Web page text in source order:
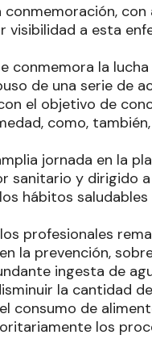
a esta
conmemora la
de una serie de
el objetivo de
como,
jornada en la
sanitario y dirigido
hábitos
profesionales
la prevención,
ingesta de
la cantidad
consumo de
los